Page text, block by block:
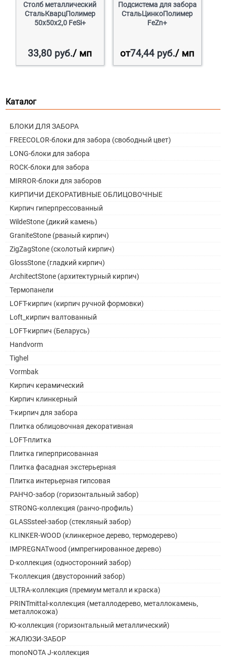
Столб металлический
СтальКварцПолимер
50х50х2,0 FeSi+
33,80 руб./ мп
Подсистема для забора
СтальЦинкоПолимер
FeZn+
от74,44 руб./ мп
Каталог
БЛОКИ ДЛЯ ЗАБОРА
FREECOLOR-блоки для забора (свободный цвет)
LONG-блоки для забора
ROCK-блоки для забора
MIRROR-блоки для заборов
КИРПИЧИ ДЕКОРАТИВНЫЕ ОБЛИЦОВОЧНЫЕ
Кирпич гиперпрессованный
WildeStone (дикий камень)
GraniteStone (рваный кирпич)
ZigZagStone (сколотый кирпич)
GlossStone (гладкий кирпич)
ArchitectStone (архитектурный кирпич)
Термопанели
LOFT-кирпич (кирпич ручной формовки)
Loft_кирпич валтованный
LOFT-кирпич (Беларусь)
Handvorm
Tighel
Vormbak
Кирпич керамический
Кирпич клинкерный
Т-кирпич для забора
Плитка облицовочная декоративная
LOFT-плитка
Плитка гиперприсованная
Плитка фасадная экстерьерная
Плитка интерьерная гипсовая
РАНЧО-забор (горизонтальный забор)
STRONG-коллекция (ранчо-профиль)
GLASSsteel-забор (стекляный забор)
KLINKER-WOOD (клинкерное дерево, термодерево)
IMPREGNATwood (импрегнированное дерево)
D-коллекция (односторонний забор)
Т-коллекция (двусторонний забор)
ULTRA-коллекция (премиум металл и краска)
PRINTmittal-коллекция (металлодерево, металлокамень,
металлокожа)
Ю-коллекция (горизонтальный металлический)
ЖАЛЮЗИ-ЗАБОР
monoNOTA J-коллекция